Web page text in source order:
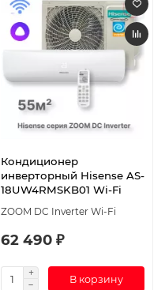
Кондиционер
инверторный Hisense AS-
18UW4RMSKB01 Wi-Fi
ZOOM DC Inverter Wi-Fi
62 490 ₽
В корзину